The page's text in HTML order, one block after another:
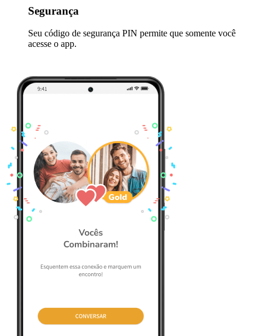
Segurança
Seu código de segurança PIN permite que somente você
acesse o app.